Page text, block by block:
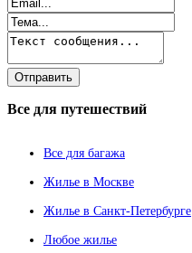
Все для путешествий
Все для багажа
Жилье в Москве
Жилье в Санкт-Петербурге
Любое жилье